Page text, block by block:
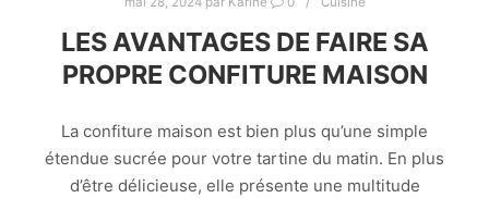
LES AVANTAGES DE FAIRE SA
PROPRE CONFITURE MAISON
La confiture maison est bien plus qu’une simple
étendue sucrée pour votre tartine du matin. En plus
d’être délicieuse, elle présente une multitude